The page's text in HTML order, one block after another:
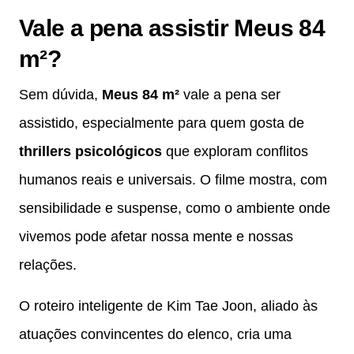
Vale a pena assistir Meus 84
m²?
Sem dúvida, Meus 84 m² vale a pena ser
assistido, especialmente para quem gosta de
thrillers psicológicos que exploram conflitos
humanos reais e universais. O filme mostra, com
sensibilidade e suspense, como o ambiente onde
vivemos pode afetar nossa mente e nossas
relações.
O roteiro inteligente de Kim Tae Joon, aliado às
atuações convincentes do elenco, cria uma